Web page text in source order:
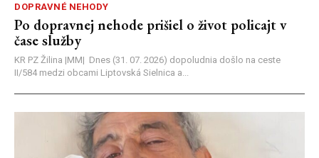
DOPRAVNÉ NEHODY
Po dopravnej nehode prišiel o život policajt v
čase služby
KR PZ Žilina |MM| Dnes (31. 07. 2026) dopoludnia došlo na ceste
II/584 medzi obcami Liptovská Sielnica a...